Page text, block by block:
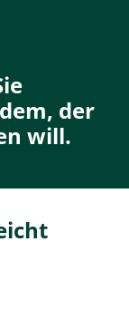
der
will.